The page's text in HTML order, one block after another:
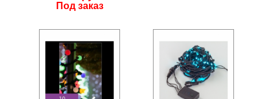
Под заказ